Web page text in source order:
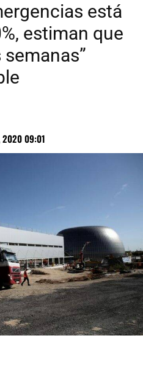
está
estiman que
2020 09:01